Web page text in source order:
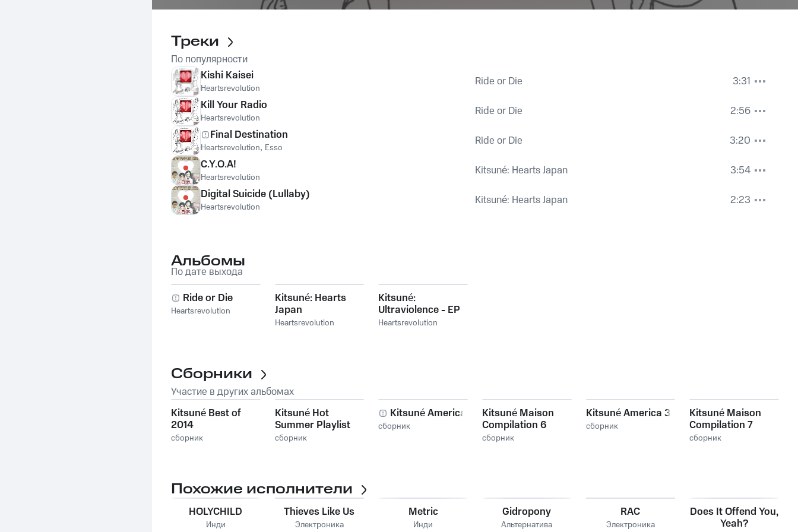
Треки
По популярности
Kishi Kaisei
Heartsrevolution Ride or Die
3:31
Kill Your Radio
Heartsrevolution Ride or Die
2:56
Final Destination
Heartsrevolution, Esso Ride or Die
3:20
C.Y.O.A!
Heartsrevolution Kitsuné: Hearts Japan
3:54
Digital Suicide (Lullaby)
Heartsrevolution Kitsuné: Hearts Japan 2:23
Альбомы
По дате выхода
Ride or Die
Heartsrevolution
Kitsuné: Hearts
Japan
Heartsrevolution
Kitsuné:
Ultraviolence - EP
Heartsrevolution
Сборники
Участие в других альбомах
Kitsuné Best of
2014
сборник
Kitsuné Hot
Summer Playlist
сборник
Kitsuné America 2
сборник
Kitsuné Maison
Compilation 6
сборник
Kitsuné America 3
сборник
Kitsuné Maison
Compilation 7
сборник
Похожие исполнители
HOLYCHILD
Инди
Thieves Like Us
Электроника
Metric
Инди
Gidropony
Альтернатива
RAC
Электроника
Does It Offend You,
Yeah?